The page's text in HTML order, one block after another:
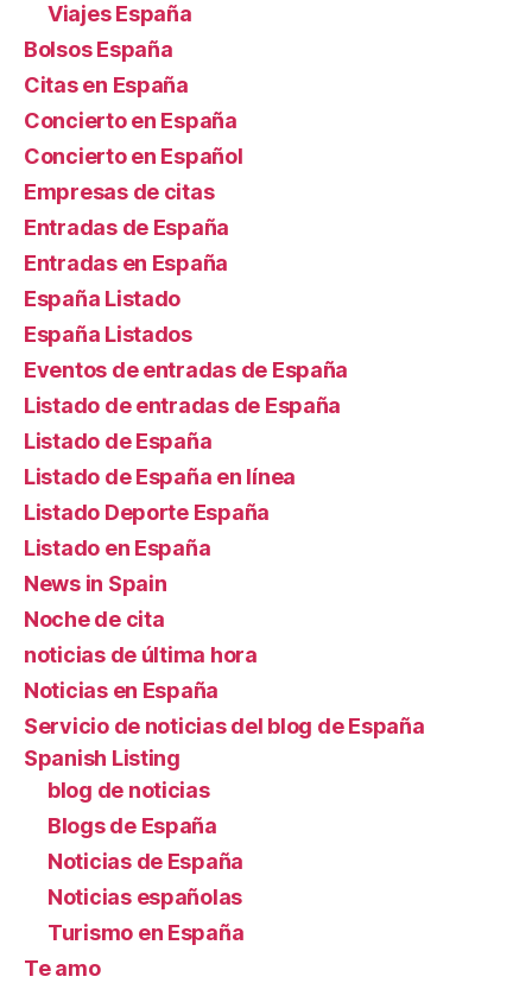
Viajes España
Bolsos España
Citas en España
Concierto en España
Concierto en Español
Empresas de citas
Entradas de España
Entradas en España
España Listado
España Listados
Eventos de entradas de España
Listado de entradas de España
Listado de España
Listado de España en línea
Listado Deporte España
Listado en España
News in Spain
Noche de cita
noticias de última hora
Noticias en España
Servicio de noticias del blog de España
Spanish Listing
blog de noticias
Blogs de España
Noticias de España
Noticias españolas
Turismo en España
Te amo